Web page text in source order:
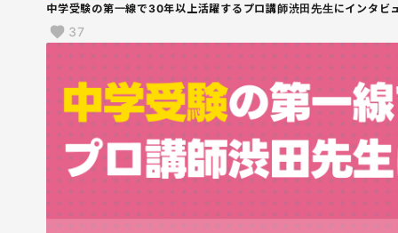
中学受験の第一線で30年以上活躍するプロ講師渋田先生にインタビ
37